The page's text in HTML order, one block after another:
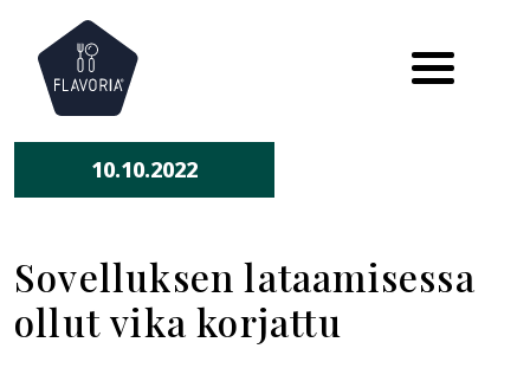
10.10.2022
Sovelluksen lataamisessa
ollut vika korjattu